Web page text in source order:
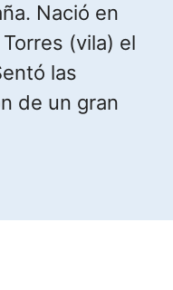
Nació en
(vila) el
las
de un gran